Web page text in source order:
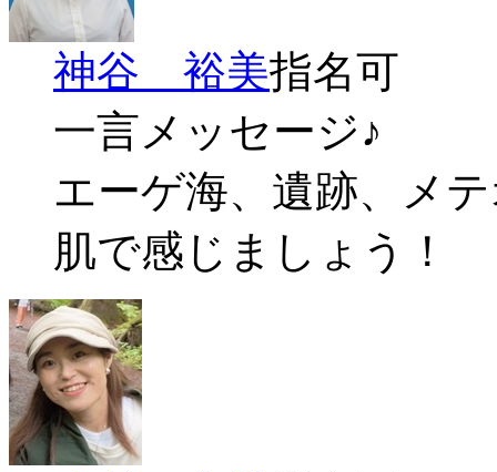
神谷 裕美指名可
一言メッセージ♪
エーゲ海、遺跡、メ
肌で感じましょう！